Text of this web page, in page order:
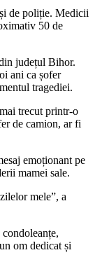
de poliție. Medicii
50 de
județul Bihor.
ani ca șofer
tragediei.
trecut printr-o
de camion, ar fi
emoționant pe
mamei sale.
mele”, a
om dedicat și